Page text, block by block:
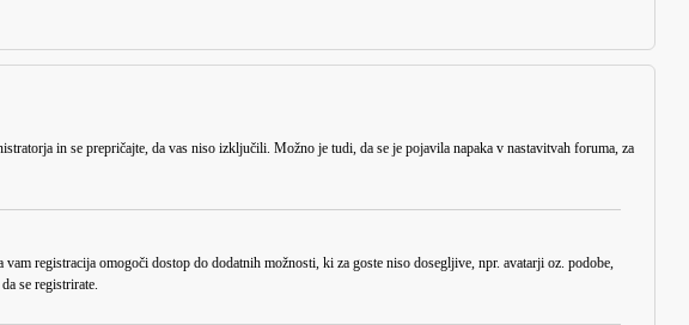
in se prepričajte, da vas niso izključili. Možno je tudi, da se je pojavila napaka v nastavitvah foruma, za
registracija omogoči dostop do dodatnih možnosti, ki za goste niso dosegljive, npr. avatarji oz. podobe,
se registrirate.